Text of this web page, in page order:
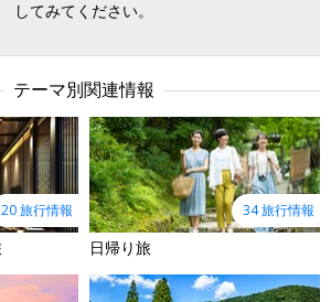
してみてください。
テーマ別関連情報
20 旅行情報 34 旅行情報
日帰り旅